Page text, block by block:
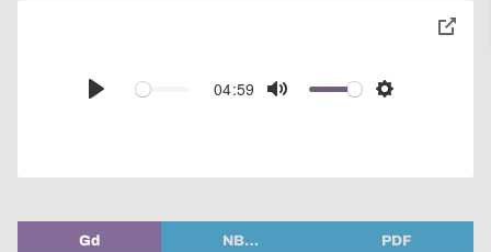
Play
04:59
Mute Settings
toggle
Gd NB… PDF